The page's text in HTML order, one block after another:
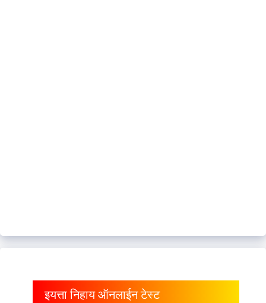
इयत्ता निहाय ऑनलाईन टेस्ट